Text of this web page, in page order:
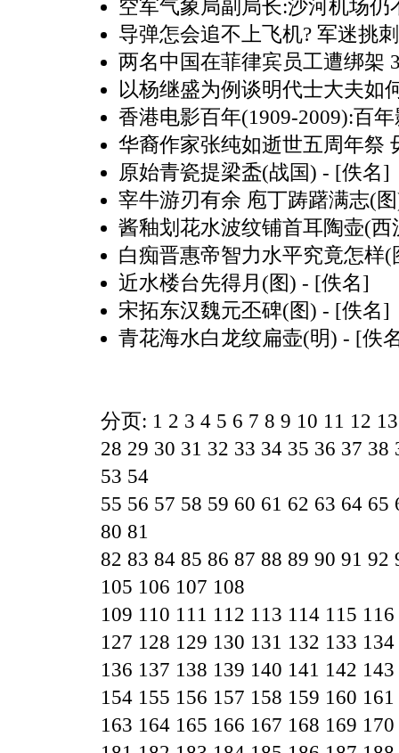
空军气象局副局长:沙河机场
导弹怎会追不上飞机? 军迷挑
两名中国在菲律宾员工遭绑架
以杨继盛为例谈明代士大夫如
香港电影百年(1909-2009):百
华裔作家张纯如逝世五周年祭
原始青瓷提梁盉(战国) - [佚名]
宰牛游刃有余 庖丁踌躇满志(
酱釉划花水波纹铺首耳陶壶(西
白痴晋惠帝智力水平究竟怎样(
近水楼台先得月(图) - [佚名]
宋拓东汉魏元丕碑(图) - [佚名]
青花海水白龙纹扁壶(明) - [佚
分页: 1 2 3 4 5 6 7 8 9 10 11 12 13
28 29 30 31 32 33 34 35 36 37 38
53 54
55 56 57 58 59 60 61 62 63 64 65
80 81
82 83 84 85 86 87 88 89 90 91 92
105 106 107 108
109 110 111 112 113 114 115 116
127 128 129 130 131 132 133 134
136 137 138 139 140 141 142 143
154 155 156 157 158 159 160 161
163 164 165 166 167 168 169 170